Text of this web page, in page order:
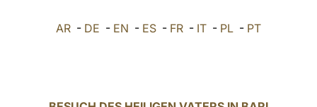
AR - DE - EN - ES - FR - IT - PL - PT